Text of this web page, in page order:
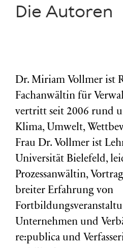
Die Autoren
Dr. Miriam Vollmer ist
Fachanwältin für
vertritt seit 2006 rund
Klima, Umwelt,
Frau Dr. Vollmer ist
Universität Bielefeld,
Prozessanwältin,
breiter Erfahrung von
Unternehmen und
re:publica und